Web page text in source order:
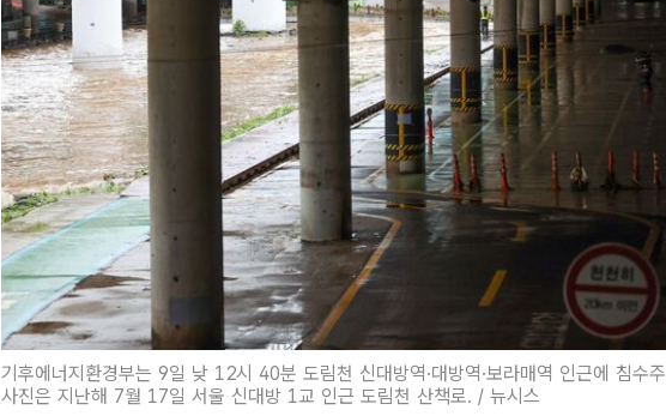
기후에너지환경부는 9일 낮 12시 40분 도림천 신대방역·대방역·보라매역 인근에 침수
사진은 지난해 7월 17일 서울 신대방 1교 인근 도림천 산책로. / 뉴시스